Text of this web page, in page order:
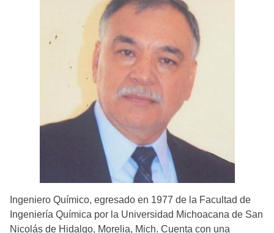
Ingeniero Químico, egresado en 1977 de la Facultad de
Ingeniería Química por la Universidad Michoacana de San
Nicolás de Hidalgo, Morelia, Mich. Cuenta con una